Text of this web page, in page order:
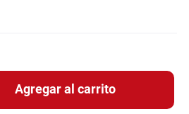
Agregar al carrito